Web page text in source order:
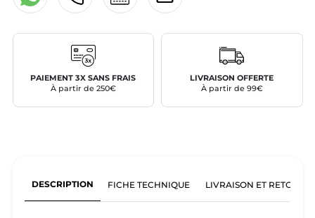
PAIEMENT 3X SANS FRAIS
À partir de 250€
LIVRAISON OFFERTE
À partir de 99€
DESCRIPTION FICHE TECHNIQUE LIVRAISON ET RETOURS